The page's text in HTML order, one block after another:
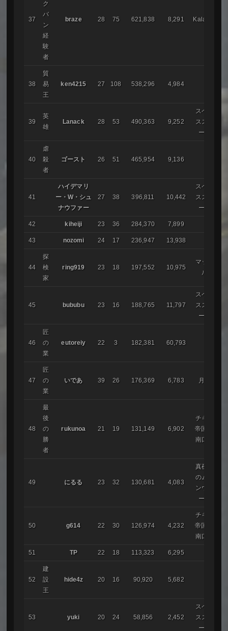
37
ク
バ
ン
経
験
者
braze 28 75 621,838 8,291 Kalafina
38
貿
易
王
ken4215 27 108 538,296 4,984
39
英
雄
Lanack 28 53 490,363 9,252
スペー
ススト
ーム
40
虐
殺
者
ゴースト 26 51 465,954 9,136
41
ハイデマリ
ー・W・シュ
ナウファー
27 38 396,811 10,442
スペー
ススト
ーム
42 kiheiji 23 36 284,370 7,899
43 nozomi 24 17 236,947 13,938
44
探
検
家
ring919 23 18 197,552 10,975
マッス
ル
45 bububu 23 16 188,765 11,797
スペー
ススト
ーム
46
匠
の
業
eutoreiy 22 3 182,381 60,793
47
匠
の
業
いであ 39 26 176,369 6,783 月影
48
最
後
の
勝
者
rukunoa 21 19 131,149 6,902
チキン
帝国20
南口駅
49 にるる 23 32 130,681 4,083
真夜中
のムー
ンウォ
ーク
50 g614 22 30 126,974 4,232
チキン
帝国20
南口駅
51 TP 22 18 113,323 6,295
52
建
設
王
hide4z 20 16 90,920 5,682
53 yuki 20 24 58,856 2,452
スペー
ススト
ーム